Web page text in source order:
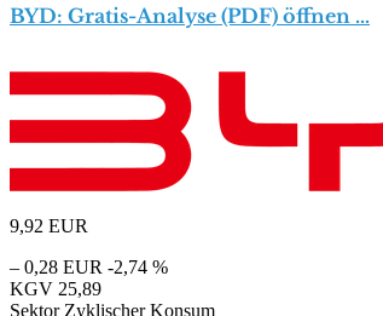
BYD: Gratis-Analyse (PDF) öffnen …
9,92 EUR
– 0,28 EUR -2,74 %
KGV 25,89
Sektor Zyklischer Konsum